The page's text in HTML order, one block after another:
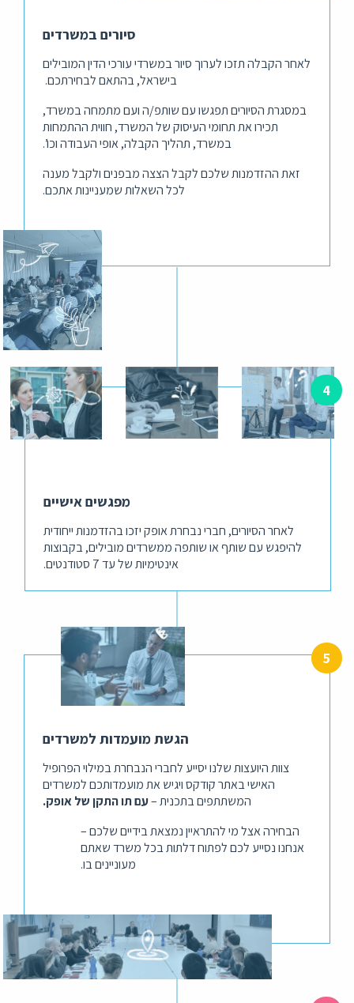
סיורים במשרדים
לאחר הקבלה תזכו לערוך סיור במשרדי עורכי הדין המובילים
בישראל, בהתאם לבחירתכם.
במסגרת הסיורים תפגשו עם שותפ/ה ועם מתמחה במשרד,
תכירו את תחומי העיסוק של המשרד, חווית ההתמחות
במשרד, תהליך הקבלה, אופי העבודה וכו’.
זאת ההזדמנות שלכם לקבל הצצה מבפנים ולקבל מענה
לכל השאלות שמעניינות אתכם.
מפגשים אישיים
לאחר הסיורים, חברי נבחרת אופק יזכו בהזדמנות ייחודית
להיפגש עם שותף או שותפה ממשרדים מובילים, בקבוצות
אינטימיות של עד 7 סטודנטים.
הגשת מועמדות למשרדים
צוות היועצות שלנו יסייע לחברי הנבחרת במילוי הפרופיל
האישי באתר קודקס ויגיש את מועמדותכם למשרדים
המשתתפים בתכנית –עם תו התקן של אופק.
הבחירה אצל מי להתראיין נמצאת בידיים שלכם –
אנחנו נסייע לכם לפתוח דלתות בכל משרד שאתם
מעוניינים בו.